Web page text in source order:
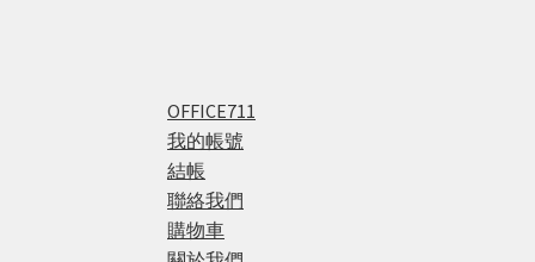
OFFICE711
我的帳號
結帳
聯絡我們
購物車